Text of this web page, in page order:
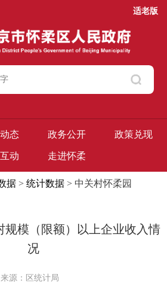
适老版
态 政务公开 政策兑现
动 走进怀柔
据 > 统计数据 > 中关村怀柔园
规模（限额）以上企业收入情
况
来源：区统计局